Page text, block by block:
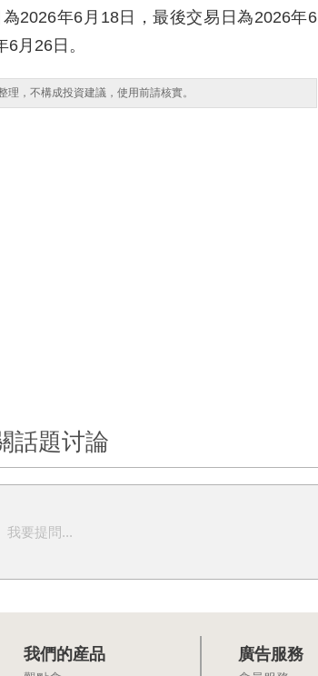
2026年6月18日，最後交易日為2026年6
月26日。
，不構成投資建議，使用前請核實。
話題讨論
我要提問...
我們的産品 廣告服務